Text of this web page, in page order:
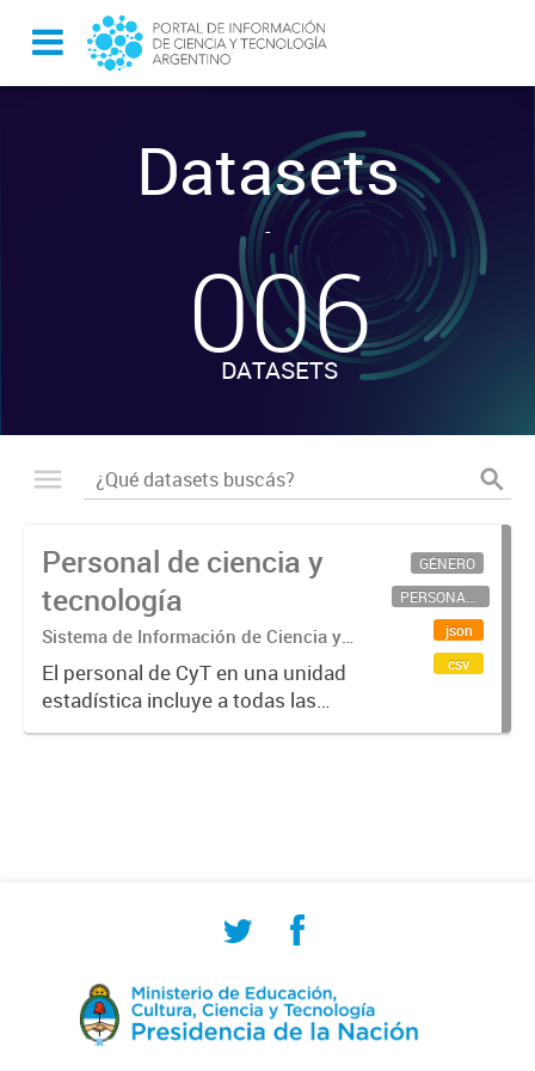
Datasets
-
006
DATASETS
Personal de ciencia y
tecnología
Sistema de Información de Ciencia y
Tecnología Argentino (SICYTAR)
El personal de CyT en una unidad
estadística incluye a todas las
personas involucradas
GÉNERO
PERSONAL CIENTÍFICO-TECNOLÓGICO
json
csv